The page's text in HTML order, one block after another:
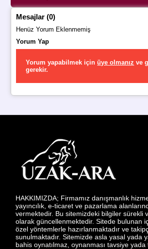
Mesajlar (0)
Henüz Yorum Eklenmemiş
Yorum Yap
Yorum yapabilmek içinüye olmanız ve
gerekir.
HAKKIMIZDA; Firmamız danışmanlık
yayıncılık, e-ticaret ve pazarlama
vermektedir. Bu sitemizdeki bilgiler sürekli
olarak güncellenmektedir. Sitede bulunan
özel yöntemlerle hazırlanmaktadır ve
sunulmaktadır. Sitemizde asla yasal yada
bahis oynatılmaz, oynanması tavsiye yada